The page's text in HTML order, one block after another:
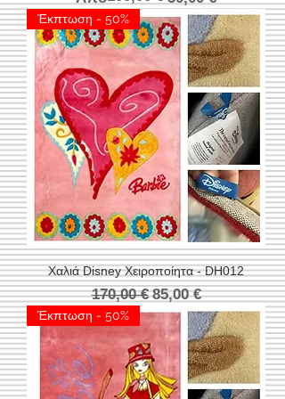
Έκπτωση - 50%
Χαλιά Disney Χειροποίητα - DH012
Κανονική τιμή
170,00 €Τιμή Έκπτωσης
85,00 €
Έκπτωση - 50%